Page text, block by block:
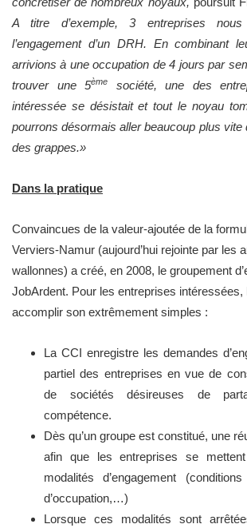
A titre d’exemple, 3 entreprises nous
l’engagement d’un DRH. En combinant
arrivions à une occupation de 4 jours par
trouver une 5ème
société, une des
intéressée se désistait et tout le noyau
pourrons désormais aller beaucoup plus vite
des grappes.»
Dans la pratique
Convaincues de la valeur-ajoutée de la
Verviers-Namur (aujourd’hui rejointe par les
wallonnes) a créé, en 2008, le groupement
JobArdent. Pour les entreprises
accomplir son extrêmement simples :
La CCI enregistre les demandes
partiel des entreprises en vue de
de sociétés désireuses de
compétence.
Dès qu’un groupe est constitué, une
afin que les entreprises se
modalités d’engagement
d’occupation,…)
Lorsque ces modalités sont